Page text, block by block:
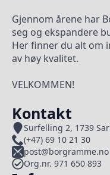
Gjennom årene har
seg og ekspandere
Her finner du alt om
av høy kvalitet.
VELKOMMEN!
Kontakt
Surfelling 2, 1739
(+47) 69 10 21 30
post@borgramme.no
Org.nr. 971 650 893